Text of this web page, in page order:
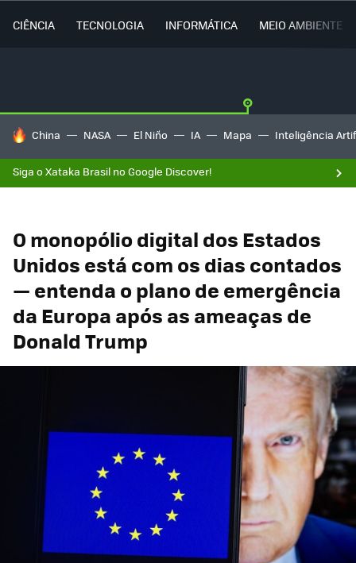
CIÊNCIA TECNOLOGIA INFORMÁTICA MEIO AMBIENTE
TENDÊNCIAS DO DIA
China NASA El Niño IA Mapa Inteligência
Siga o Xataka Brasil no Google Discover!
O monopólio digital dos Estados
Unidos está com os dias contados
— entenda o plano de emergência
da Europa após as ameaças de
Donald Trump